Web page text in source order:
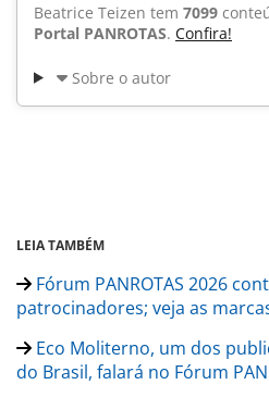
Beatrice Teizen tem 7099
Portal PANROTAS. Confira!
Sobre o autor
LEIA TAMBÉM
Fórum PANROTAS 2026
patrocinadores; veja as
Eco Moliterno, um dos
do Brasil, falará no Fórum